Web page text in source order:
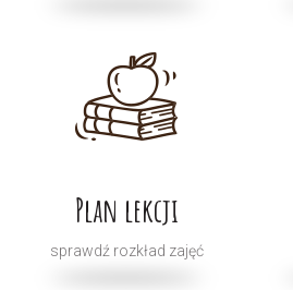
Plan lekcji
sprawdź rozkład zajęć